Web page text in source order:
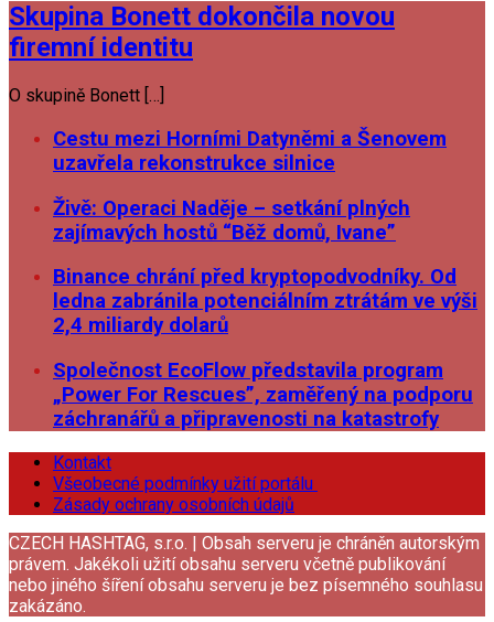
Skupina Bonett dokončila novou
firemní identitu
O skupině Bonett […]
Cestu mezi Horními Datyněmi a Šenovem
uzavřela rekonstrukce silnice
Živě: Operaci Naděje – setkání plných
zajímavých hostů “Běž domů, Ivane”
Binance chrání před kryptopodvodníky. Od
ledna zabránila potenciálním ztrátám ve výši
2,4 miliardy dolarů
Společnost EcoFlow představila program
„Power For Rescues”, zaměřený na podporu
záchranářů a připravenosti na katastrofy
Kontakt
Všeobecné podmínky užití portálu
Zásady ochrany osobních údajů
CZECH HASHTAG, s.r.o. | Obsah serveru je chráněn autorským
právem. Jakékoli užití obsahu serveru včetně publikování
nebo jiného šíření obsahu serveru je bez písemného souhlasu
zakázáno.